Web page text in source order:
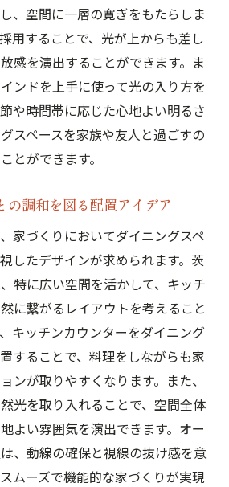
モダンなデザイン事例
スタイルで魅せる空間
イニングの作り方
適なダイニングスペース
ィスと兼用する新提案
たアウトドアダイニング
ン
食材を楽しむテーブルコーディ
理を引き立てる空間作り
ての心遣いを表現するインテリ
可能な多目的ダイニング
をストックするパントリー設計
出するデコレーションアイデア
必見！茨城県でのダイニングス
、空間に一層の寛ぎをもたらしま
用することで、光が上からも差し
感を演出することができます。ま
ンドを上手に使って光の入り方を
や時間帯に応じた心地よい明るさ
スペースを家族や友人と過ごすの
とができます。
の調和を図る配置アイデア
家づくりにおいてダイニングスペ
したデザインが求められます。茨
特に広い空間を活かして、キッチ
に繋がるレイアウトを考えること
キッチンカウンターをダイニング
することで、料理をしながらも家
ンが取りやすくなります。また、
光を取り入れることで、空間全体
よい雰囲気を演出できます。オー
、動線の確保と視線の抜け感を意
ムーズで機能的な家づくりが実現